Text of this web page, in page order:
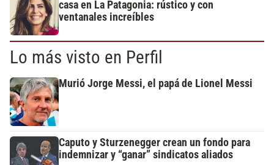
casa en La Patagonia: rústico y con
ventanales increíbles
Lo más visto en Perfil
Murió Jorge Messi, el papá de Lionel Messi
Caputo y Sturzenegger crean un fondo para
indemnizar y “ganar” sindicatos aliados